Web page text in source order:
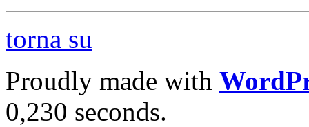
torna su
Proudly made with
0,230 seconds.